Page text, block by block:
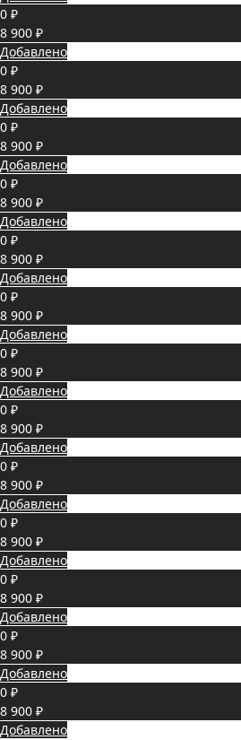
0 ₽
8 900 ₽
Добавлено
0 ₽
8 900 ₽
Добавлено
0 ₽
8 900 ₽
Добавлено
0 ₽
8 900 ₽
Добавлено
0 ₽
8 900 ₽
Добавлено
0 ₽
8 900 ₽
Добавлено
0 ₽
8 900 ₽
Добавлено
0 ₽
8 900 ₽
Добавлено
0 ₽
8 900 ₽
Добавлено
0 ₽
8 900 ₽
Добавлено
0 ₽
8 900 ₽
Добавлено
0 ₽
8 900 ₽
Добавлено
0 ₽
8 900 ₽
Добавлено